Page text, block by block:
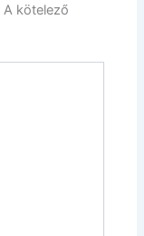
A kötelező